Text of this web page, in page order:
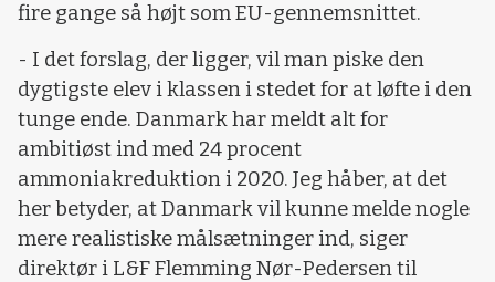
fire gange så højt som EU-gennemsnittet.
- I det forslag, der ligger, vil man piske den
dygtigste elev i klassen i stedet for at løfte i den
tunge ende. Danmark har meldt alt for
ambitiøst ind med 24 procent
ammoniakreduktion i 2020. Jeg håber, at det
her betyder, at Danmark vil kunne melde nogle
mere realistiske målsætninger ind, siger
direktør i L&F Flemming Nør-Pedersen til